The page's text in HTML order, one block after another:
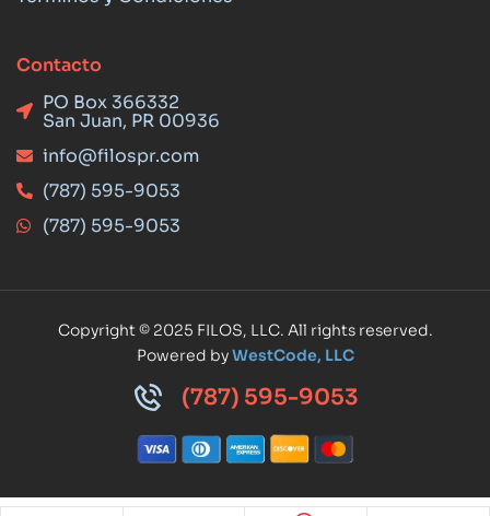
Contacto
PO Box 366332
San Juan, PR 00936
info@filospr.com
(787) 595-9053
(787) 595-9053
Copyright © 2025 FILOS, LLC. All rights reserved.
Powered byWestCode, LLC
(787) 595-9053